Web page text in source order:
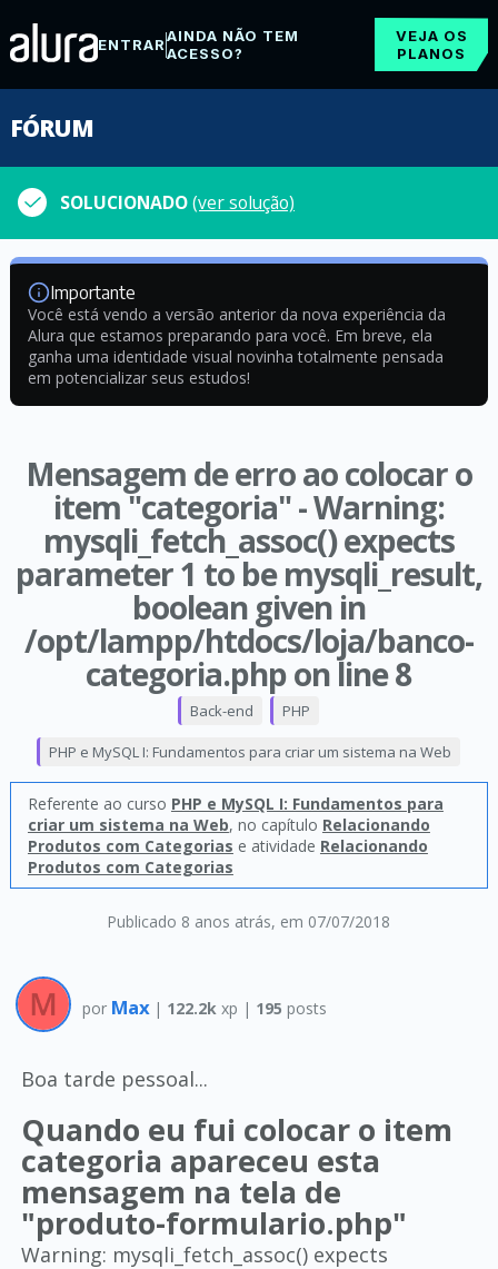
ENTRARAINDA NÃO TEM
ACESSO?
VEJA OS
PLANOS
FÓRUM
SOLUCIONADO(ver solução)
Importante
Você está vendo a versão anterior da nova experiência da
Alura que estamos preparando para você. Em breve, ela
ganha uma identidade visual novinha totalmente pensada
em potencializar seus estudos!
Mensagem de erro ao colocar o
item "categoria" - Warning:
mysqli_fetch_assoc() expects
parameter 1 to be mysqli_result,
boolean given in
/opt/lampp/htdocs/loja/banco-
categoria.php on line 8
Publicado 8 anos atrás, em 07/07/2018
Back-end PHP
PHP e MySQL I: Fundamentos para criar um sistema na Web
Referente ao curso PHP e MySQL I: Fundamentos para
criar um sistema na Web, no capítulo Relacionando
Produtos com Categorias e atividade Relacionando
Produtos com Categorias
por Max | 122.2k xp | 195 posts
Boa tarde pessoal...
Quando eu fui colocar o item
categoria apareceu esta
mensagem na tela de
"produto-formulario.php"
Warning: mysqli_fetch_assoc() expects